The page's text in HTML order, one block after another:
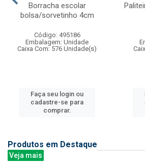
Borracha escolar
bolsa/sorvetinho 4cm
Código: 495186
Embalagem: Unidade
Caixa Com: 576 Unidade(s)
Faça seu login ou
cadastre-se para
comprar.
Produtos em Destaque
Veja mais